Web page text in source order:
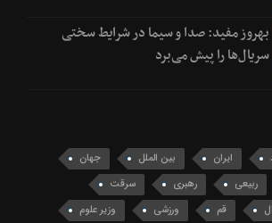
بهروز مفید: صدا و سیما در شرایط سختی
سریال‌ها را پیش می‌برد
ایران بین الملل
جهان
ربیعی رهبری
سرقت
قم ورزشی
وزیر علوم